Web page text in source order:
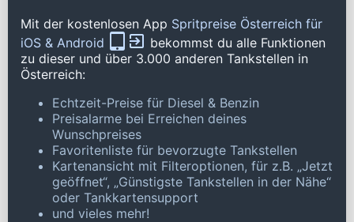
Mit der kostenlosen App Spritpreise Österreich für
iOS & Android
bekommst du alle Funktionen
zu dieser und über 3.000 anderen Tankstellen in
Österreich:
Echtzeit-Preise für Diesel & Benzin
Preisalarme bei Erreichen deines
Wunschpreises
Favoritenliste für bevorzugte Tankstellen
Kartenansicht mit Filteroptionen, für z.B. „Jetzt
geöffnet“, „Günstigste Tankstellen in der Nähe“
oder Tankkartensupport
und vieles mehr!